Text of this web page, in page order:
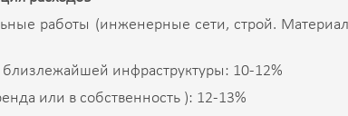
работы (инженерные сети, строй.
близлежайшей инфраструктуры: 10-12%
или в собственность ): 12-13%